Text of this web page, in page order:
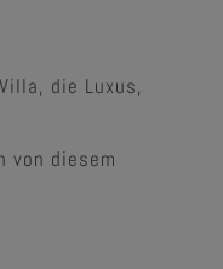
die Luxus,
von diesem